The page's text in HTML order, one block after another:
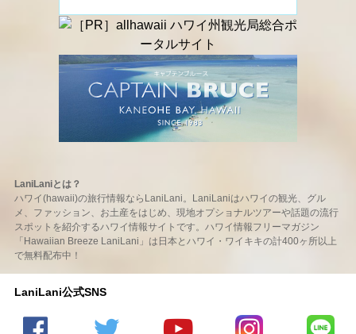
LaniLaniとは？
ハワイ(hawaii)の旅行情報ならLaniLani。LaniLaniはハワイの観光、グル
メ、ファッション、お土産をはじめ、現地オプショナルツアーや話題の流行
スポットを紹介するハワイ情報サイトです。ハワイ情報フリーマガジン
「Hawaiian Breeze LaniLani」は日本とハワイ・ワイキキの計400ヶ所以上
で無料配布中！
LaniLani公式SNS